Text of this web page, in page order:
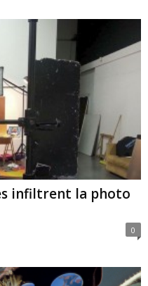
infiltrent la photo
0